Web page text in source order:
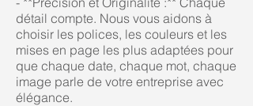
détail compte. Nous vous aidons à
choisir les polices, les couleurs et les
mises en page les plus adaptées pour
que chaque date, chaque mot, chaque
image parle de votre entreprise avec
élégance.